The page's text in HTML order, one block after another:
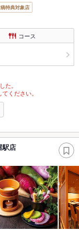
特典対象店
コース
た。
ください。
店